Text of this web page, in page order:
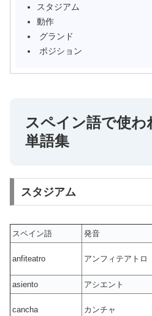
スタジアム
動作
グランド
ポジション
スペイン語で使わ
単語集
スタジアム
スペイン語 発音
anfiteatro アンフィテアトロ
asiento
アシエント
cancha カンチャ